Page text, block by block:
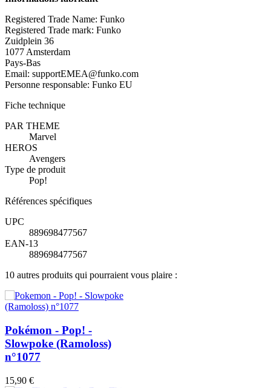
Registered Trade Name: Funko
Registered Trade mark: Funko
Zuidplein 36
1077 Amsterdam
Pays-Bas
Email: supportEMEA@funko.com
Personne responsable: Funko EU
Fiche technique
PAR THEME
Marvel
HEROS
Avengers
Type de produit
Pop!
Références spécifiques
UPC
889698477567
EAN-13
889698477567
10 autres produits qui pourraient vous plaire :
Pokémon - Pop! -
Slowpoke (Ramoloss)
n°1077
15,90 €